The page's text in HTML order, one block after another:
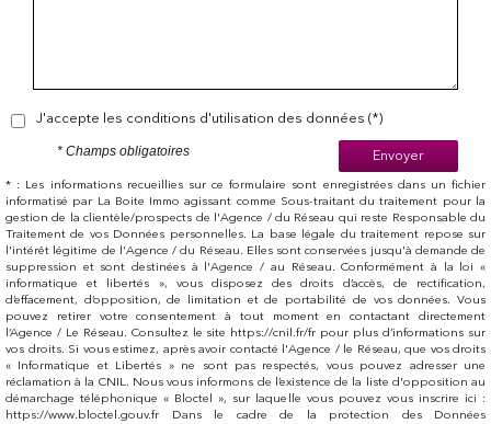
J'accepte les conditions d'utilisation des données (*)
Envoyer
* Champs obligatoires
* : Les informations recueillies sur ce formulaire sont enregistrées dans un fichier
informatisé par La Boite Immo agissant comme Sous-traitant du traitement pour la
gestion de la clientèle/prospects de l'Agence / du Réseau qui reste Responsable du
Traitement de vos Données personnelles. La base légale du traitement repose sur
l'intérêt légitime de l'Agence / du Réseau. Elles sont conservées jusqu'à demande de
suppression et sont destinées à l'Agence / au Réseau. Conformément à la loi «
informatique et libertés », vous disposez des droits d’accès, de rectification,
d’effacement, d’opposition, de limitation et de portabilité de vos données. Vous
pouvez retirer votre consentement à tout moment en contactant directement
l’Agence / Le Réseau. Consultez le site https://cnil.fr/fr pour plus d’informations sur
vos droits. Si vous estimez, après avoir contacté l'Agence / le Réseau, que vos droits
« Informatique et Libertés » ne sont pas respectés, vous pouvez adresser une
réclamation à la CNIL. Nous vous informons de l’existence de la liste d'opposition au
démarchage téléphonique « Bloctel », sur laquelle vous pouvez vous inscrire ici :
https://www.bloctel.gouv.fr Dans le cadre de la protection des Données